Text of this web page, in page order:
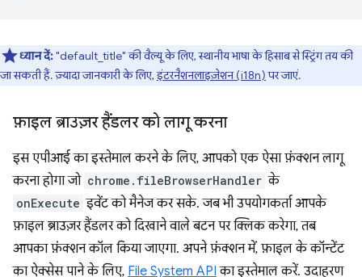
ध्यान दें:"default_title" की वैल्यू के लिए, स्थानीय भाषा के हिसाब से स्ट्रिंग तय की
जा सकती हैं. ज़्यादा जानकारी के लिए,इंटरनैशनलाइज़ेशन (i18n)पर जाएं.
फ़ाइल ब्राउज़र हैंडलर को लागू करना
इस एपीआई का इस्तेमाल करने के लिए, आपको एक ऐसा फ़ंक्शन लागू
करना होगा जो chrome.fileBrowserHandler के
onExecute इवेंट को मैनेज कर सके. जब भी उपयोगकर्ता आपके
फ़ाइल ब्राउज़र हैंडलर को दिखाने वाले बटन पर क्लिक करेगा, तब
आपका फ़ंक्शन कॉल किया जाएगा. अपने फ़ंक्शन में, फ़ाइल के कॉन्टेंट
का ऐक्सेस पाने के लिए, File System API का इस्तेमाल करें. उदाहरण